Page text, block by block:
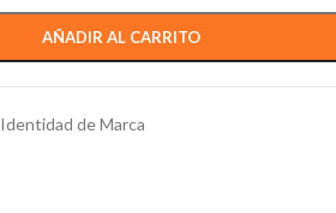
AÑADIR AL CARRITO
Identidad de Marca